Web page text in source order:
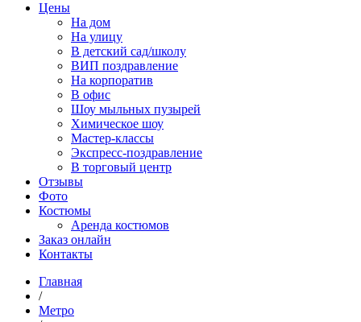
Цены
На дом
На улицу
В детский сад/школу
ВИП поздравление
На корпоратив
В офис
Шоу мыльных пузырей
Химическое шоу
Мастер-классы
Экспресс-поздравление
В торговый центр
Отзывы
Фото
Костюмы
Аренда костюмов
Заказ онлайн
Контакты
Главная
/
Метро